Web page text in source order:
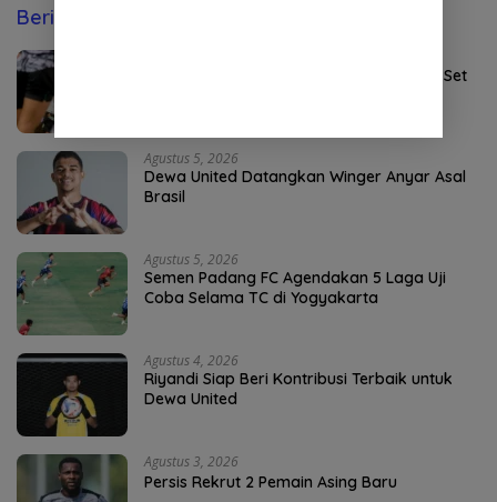
Berita Olahraga
Persebaya Maksimalkan Open Play dan Set
Agustus 5, 2026
Dewa United Datangkan Winger Anyar Asal
Brasil
Agustus 5, 2026
Semen Padang FC Agendakan 5 Laga Uji
Coba Selama TC di Yogyakarta
Agustus 4, 2026
Riyandi Siap Beri Kontribusi Terbaik untuk
Dewa United
Agustus 3, 2026
Persis Rekrut 2 Pemain Asing Baru